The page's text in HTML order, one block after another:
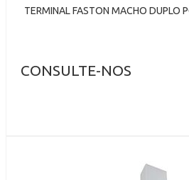
TERMINAL FASTON MACHO DUPLO
CONSULTE-NOS